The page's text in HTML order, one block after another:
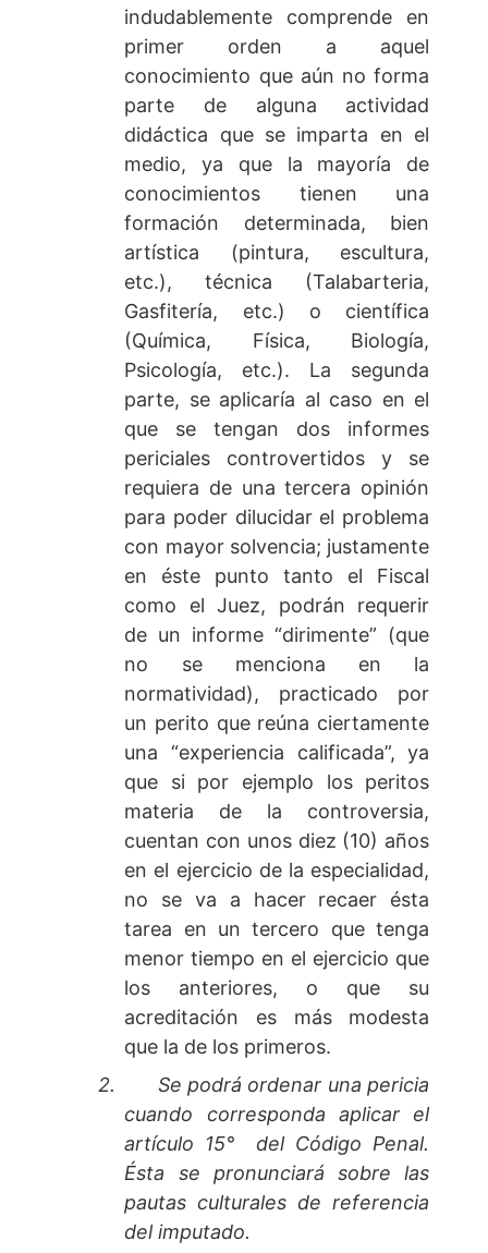
indudablemente comprende en
primer orden a aquel
conocimiento que aún no forma
parte de alguna actividad
didáctica que se imparta en el
medio, ya que la mayoría de
conocimientos tienen una
formación determinada, bien
artística (pintura, escultura,
etc.), técnica (Talabarteria,
Gasfitería, etc.) o científica
(Química, Física, Biología,
Psicología, etc.). La segunda
parte, se aplicaría al caso en el
que se tengan dos informes
periciales controvertidos y se
requiera de una tercera opinión
para poder dilucidar el problema
con mayor solvencia; justamente
en éste punto tanto el Fiscal
como el Juez, podrán requerir
de un informe “dirimente” (que
no se menciona en la
normatividad), practicado por
un perito que reúna ciertamente
una “experiencia calificada”, ya
que si por ejemplo los peritos
materia de la controversia,
cuentan con unos diez (10) años
en el ejercicio de la especialidad,
no se va a hacer recaer ésta
tarea en un tercero que tenga
menor tiempo en el ejercicio que
los anteriores, o que su
acreditación es más modesta
que la de los primeros.
2.
Se podrá ordenar una pericia
cuando corresponda aplicar el
artículo 15°
del Código Penal.
Ésta se pronunciará sobre las
pautas culturales de referencia
del imputado.